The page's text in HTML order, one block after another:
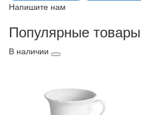
Напишите нам
Популярные товары
В наличии